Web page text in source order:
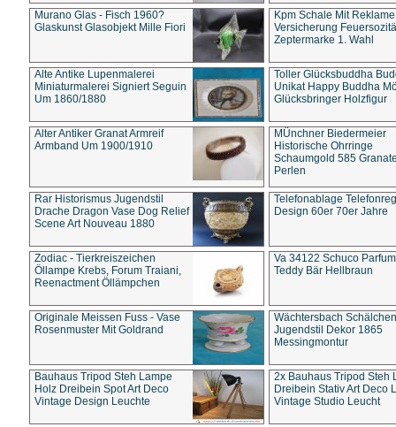
Murano Glas - Fisch 1960?
Glaskunst Glasobjekt Mille Fiori
Kpm Schale Mit Reklame
Versicherung
Zeptermarke 1. Wahl
Alte Antike Lupenmalerei
Miniaturmalerei Signiert Seguin
Um 1860/1880
Toller Glücksbuddha
Unikat Happy Buddha
Glücksbringer Holzfigur
Alter Antiker Granat Armreif
Armband Um 1900/1910
MÜnchner Biedermeier
Historische Ohrringe
Schaumgold 585
Perlen
Rar Historismus Jugendstil
Drache Dragon Vase Dog Relief
Scene Art Nouveau 1880
Telefonablage
Design 60er 70er Jahre
Zodiac - Tierkreiszeichen
Öllampe Krebs, Forum Traiani,
Reenactment Öllämpchen
Va 34122 Schuco
Teddy Bär Hellbraun
Originale Meissen Fuss - Vase
Rosenmuster Mit Goldrand
Wächtersbach Schälchen
Jugendstil Dekor 1865
Messingmontur
Bauhaus Tripod Steh Lampe
Holz Dreibein Spot Art Deco
Vintage Design Leuchte
2x Bauhaus Tripod Steh
Dreibein Stativ Art Deco
Vintage Studio Leucht